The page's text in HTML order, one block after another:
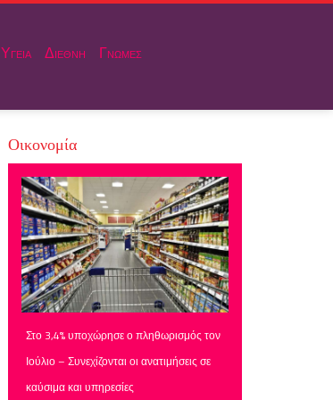
Υγεια Διεθνη Γνωμες
Οικονομία
Στο 3,4% υποχώρησε ο πληθωρισμός τον
Ιούλιο – Συνεχίζονται οι ανατιμήσεις σε
καύσιμα και υπηρεσίες